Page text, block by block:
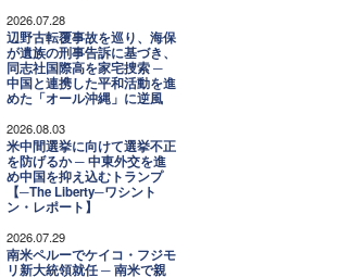
2026.07.28
辺野古転覆事故を巡り、海保
が遺族の刑事告訴に基づき、
同志社国際高を家宅捜索 ─
中国と連携した平和活動を進
めた「オール沖縄」に逆風
2026.08.03
米中間選挙に向けて選挙不正
を防げるか ─ 中東外交を進
め中国を抑え込むトランプ
【─The Liberty─ワシント
ン・レポート】
2026.07.29
南米ペルーでケイコ・フジモ
リ新大統領就任 ─ 南米で親